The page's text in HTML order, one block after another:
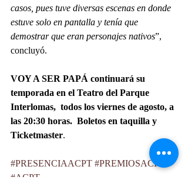
casos, pues tuve diversas escenas en donde
estuve solo en pantalla y tenía que
demostrar que eran personajes nativos”,
concluyó.
VOY A SER PAPÁ continuará su
temporada en el Teatro del Parque
Interlomas,  todos los viernes de agosto, a
las 20:30 horas.  Boletos en taquilla y
Ticketmaster.
#PRESENCIAACPT #PREMIOSACPT
#ACPT